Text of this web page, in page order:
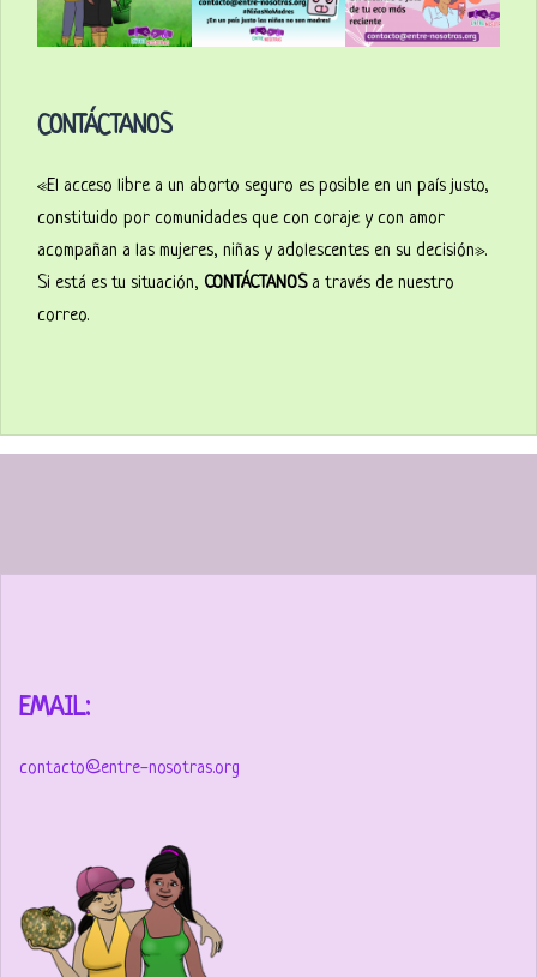
CONTÁCTANOS
«El acceso libre a un aborto seguro es posible en un país justo,
constituido por comunidades que con coraje y con amor
acompañan a las mujeres, niñas y adolescentes en su decisión».
Si está es tu situación, CONTÁCTANOSa través de nuestro
correo.
EMAIL:
contacto@entre-nosotras.org